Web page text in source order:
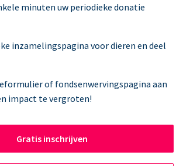
minuten uw periodieke donatie
inzamelingspagina voor dieren en deel
of fondsenwervingspagina aan
impact te vergroten!
Gratis inschrijven